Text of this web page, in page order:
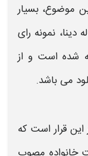
موضوع، بسیار
دینا، نمونه رای
شده است و از
می باشد.
این قرار است که